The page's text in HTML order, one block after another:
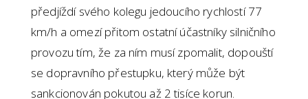
předjíždí svého kolegu jedoucího rychlostí 77
km/h a omezí přitom ostatní účastníky silničního
provozu tím, že za ním musí zpomalit, dopouští
se dopravního přestupku, který může být
sankcionován pokutou až 2 tisíce korun.